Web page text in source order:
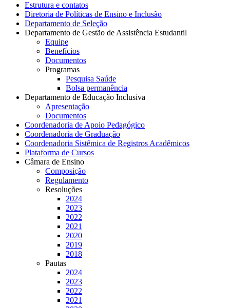
Estrutura e contatos
Diretoria de Políticas de Ensino e Inclusão
Departamento de Seleção
Departamento de Gestão de Assistência Estudantil
Equipe
Benefícios
Documentos
Programas
Pesquisa Saúde
Bolsa permanência
Departamento de Educação Inclusiva
Apresentação
Documentos
Coordenadoria de Apoio Pedagógico
Coordenadoria de Graduação
Coordenadoria Sistêmica de Registros Acadêmicos
Plataforma de Cursos
Câmara de Ensino
Composição
Regulamento
Resoluções
2024
2023
2022
2021
2020
2019
2018
Pautas
2024
2023
2022
2021